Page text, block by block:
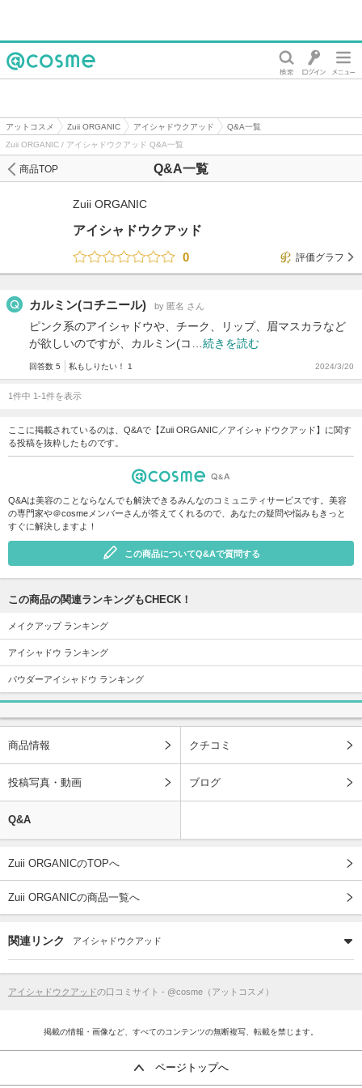
アットコスメ Zuii ORGANIC アイシャドウクアッド
Q&A一覧
Zuii ORGANIC / アイシャドウクアッド Q&A一覧
Q&A一覧
商品TOP
Zuii ORGANIC
アイシャドウクアッド
0
評価グラフ
カルミン(コチニール) by 匿名 さん
ピンク系のアイシャドウや、チーク、リップ、眉マスカラなど
が欲しいのですが、カルミン(コ… 続きを読む
回答数 5 私もしりたい！ 1 2024/3/20
1件中 1-1件を表示
ここに掲載されているのは、Q&Aで【Zuii ORGANIC／アイシャドウクアッド】に関す
る投稿を抜粋したものです。
Q&Aは美容のことならなんでも解決できるみんなのコミュニティサービスです。美容
の専門家や＠cosmeメンバーさんが答えてくれるので、あなたの疑問や悩みもきっと
すぐに解決しますよ！
この商品についてQ&Aで質問する
この商品の関連ランキングもCHECK！
メイクアップ ランキング
アイシャドウ ランキング
パウダーアイシャドウ ランキング
商品情報 クチコミ
投稿写真・動画 ブログ
Q&A
Zuii ORGANICのTOPへ
Zuii ORGANICの商品一覧へ
関連リンク アイシャドウクアッド
アイシャドウクアッドの口コミサイト - @cosme（アットコスメ）
掲載の情報・画像など、すべてのコンテンツの無断複写、転載を禁じます。
ページトップへ